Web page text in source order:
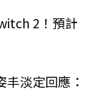
2！預計
淡定回應：